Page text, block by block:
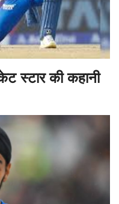
स्टार की कहानी